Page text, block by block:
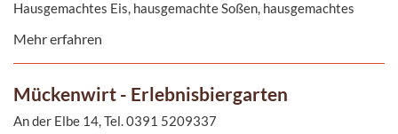
Hausgemachtes Eis, hausgemachte Soßen, hausgemachtes
für Sie da.
Mehr erfahren
Mückenwirt - Erlebnisbiergarten
An der Elbe 14, Tel. 0391 5209337